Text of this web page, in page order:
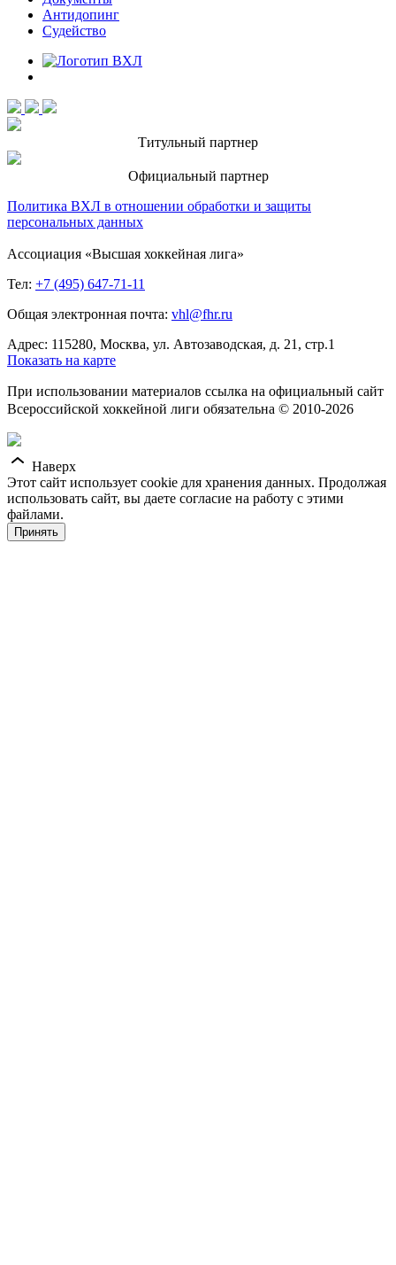
Антидопинг
Судейство
Титульный партнер
Официальный партнер
Политика ВХЛ в отношении обработки и защиты
персональных данных
Ассоциация «Высшая хоккейная лига»
Тел: +7 (495) 647-71-11
Общая электронная почта: vhl@fhr.ru
Адрес: 115280, Москва, ул. Автозаводская, д. 21, стр.1
Показать на карте
При использовании материалов ссылка на официальный сайт
Всероссийской хоккейной лиги обязательна © 2010-2026
Наверх
Этот сайт использует cookie для хранения данных. Продолжая
использовать сайт, вы даете согласие на работу с этими
файлами.
Принять